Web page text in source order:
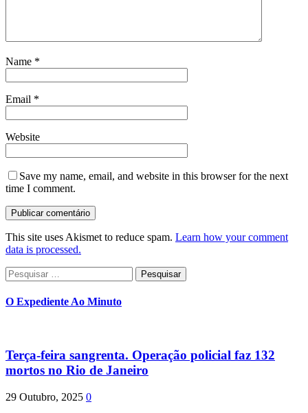
Name *
Email *
Website
Save my name, email, and website in this browser for the next
time I comment.
This site uses Akismet to reduce spam. Learn how your comment
data is processed.
Pesquisar
por:
O Expediente Ao Minuto
Terça-feira sangrenta. Operação policial faz 132
mortos no Rio de Janeiro
29 Outubro, 2025 0